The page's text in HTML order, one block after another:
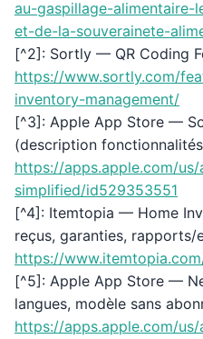
au-gaspillage-
et-de-la-souverainete-
[^2]: Sortly — QR Coding
https://www.sortly.com/
inventory-management/
[^3]: Apple App Store —
(description
https://apps.apple.com/
simplified/id529353551
[^4]: Itemtopia — Home
reçus, garanties, rapports/
https://
[^5]: Apple App Store —
langues, modèle sans
https://apps.apple.com/